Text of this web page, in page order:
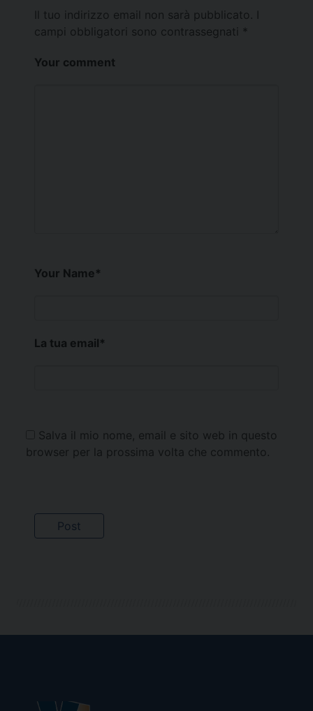
Il tuo indirizzo email non sarà pubblicato.
campi obbligatori sono contrassegnati *
Your comment
Your Name*
La tua email*
Salva il mio nome, email e sito web in questo
browser per la prossima volta che commento.